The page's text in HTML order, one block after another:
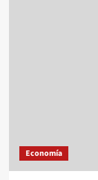
Economía